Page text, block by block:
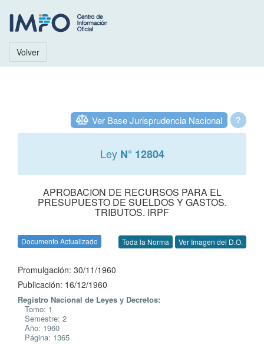
Volver
?
Ver Base Jurisprudencia Nacional
Ley N° 12804
APROBACION DE RECURSOS PARA EL
PRESUPUESTO DE SUELDOS Y GASTOS.
TRIBUTOS. IRPF
Documento Actualizado Toda la Norma Ver Imagen del D.O.
Promulgación: 30/11/1960
Publicación: 16/12/1960
Registro Nacional de Leyes y Decretos:
Tomo: 1
Semestre: 2
Año: 1960
Página: 1365